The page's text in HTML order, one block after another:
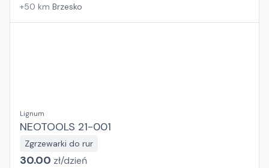
+50 km Brzesko
Lignum
NEOTOOLS 21-001
Zgrzewarki do rur
30.00 zł/dzień